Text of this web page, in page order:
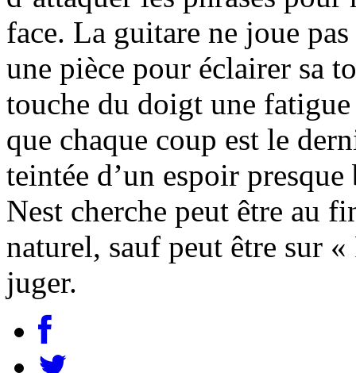
face. La guitare ne joue
une pièce pour éclairer sa
touche du doigt une
que chaque coup est le
teintée d’un espoir
Nest cherche peut être au
naturel, sauf peut être sur
juger.